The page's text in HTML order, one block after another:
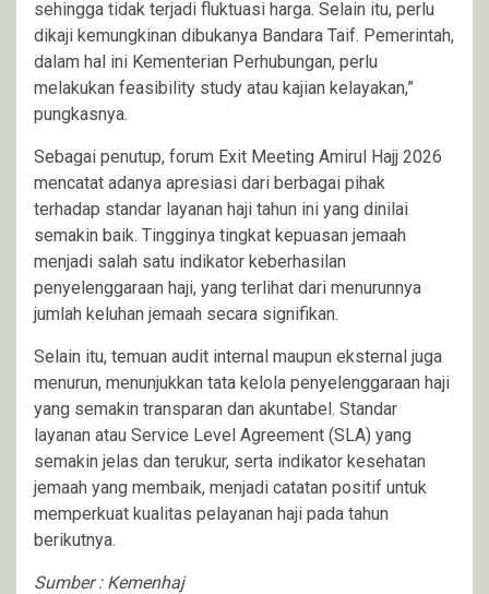
sehingga tidak terjadi fluktuasi harga. Selain itu, perlu
dikaji kemungkinan dibukanya Bandara Taif. Pemerintah,
dalam hal ini Kementerian Perhubungan, perlu
melakukan feasibility study atau kajian kelayakan,”
pungkasnya.
Sebagai penutup, forum Exit Meeting Amirul Hajj 2026
mencatat adanya apresiasi dari berbagai pihak
terhadap standar layanan haji tahun ini yang dinilai
semakin baik. Tingginya tingkat kepuasan jemaah
menjadi salah satu indikator keberhasilan
penyelenggaraan haji, yang terlihat dari menurunnya
jumlah keluhan jemaah secara signifikan.
Selain itu, temuan audit internal maupun eksternal juga
menurun, menunjukkan tata kelola penyelenggaraan haji
yang semakin transparan dan akuntabel. Standar
layanan atau Service Level Agreement (SLA) yang
semakin jelas dan terukur, serta indikator kesehatan
jemaah yang membaik, menjadi catatan positif untuk
memperkuat kualitas pelayanan haji pada tahun
berikutnya.
Sumber : Kemenhaj